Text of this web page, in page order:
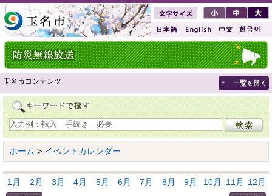
玉名市コンテンツ
ホーム > イベントカレンダー
1月 2月 3月 4月 5月 6月 7月 8月 9月 10月 11月 12月